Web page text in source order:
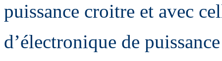
puissance croitre et avec
d’électronique de